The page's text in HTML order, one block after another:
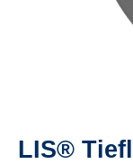
LIS®